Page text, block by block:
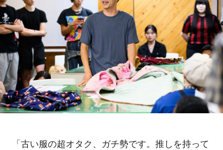
「古い服の超オタク、ガチ勢です。推しを持って